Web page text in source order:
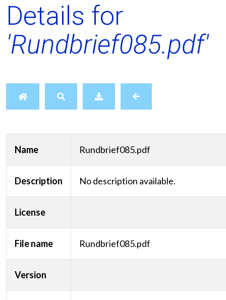
Details for
'Rundbrief085.pdf'
Name Rundbrief085.pdf
Description No description available.
License
File name Rundbrief085.pdf
Version